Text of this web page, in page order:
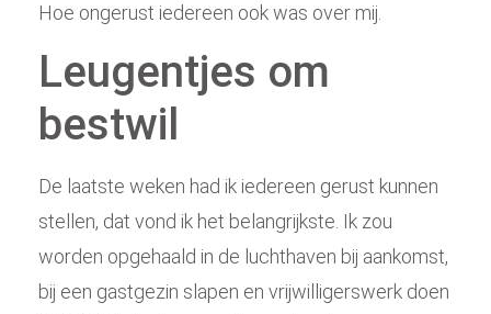
Hoe ongerust iedereen ook was over mij.
Leugentjes om
bestwil
De laatste weken had ik iedereen gerust kunnen
stellen, dat vond ik het belangrijkste. Ik zou
worden opgehaald in de luchthaven bij aankomst,
bij een gastgezin slapen en vrijwilligerswerk doen